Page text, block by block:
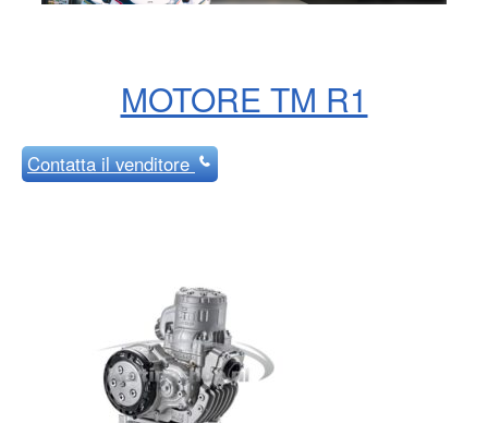
MOTORE TM R1
Contattail venditore